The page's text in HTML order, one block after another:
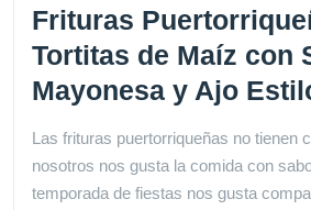
Frituras
Tortitas de Maíz con
Mayonesa y Ajo
Las frituras puertorriqueñas no tienen
nosotros nos gusta la comida con
temporada de fiestas nos gusta